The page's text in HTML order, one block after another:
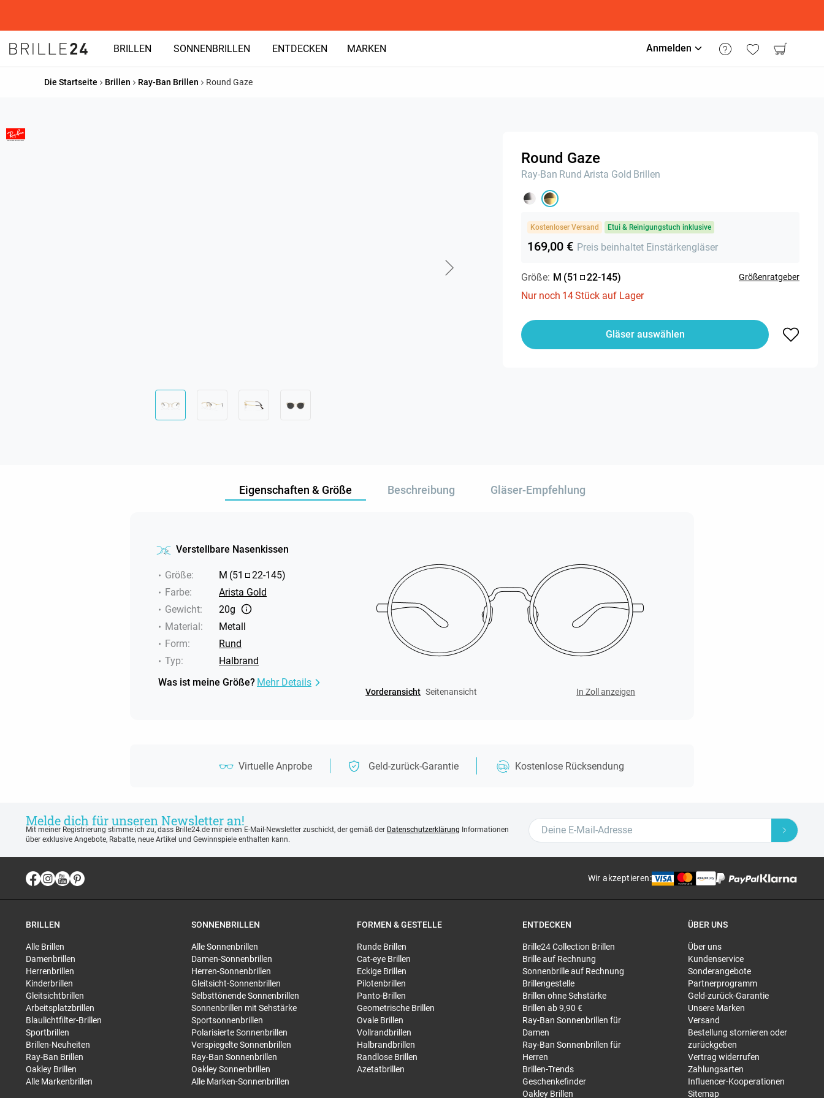
BRILLEN SONNENBRILLEN ENTDECKEN MARKEN Anmelden
Die Startseite Brillen Ray-Ban Brillen Round Gaze
Round Gaze
Ray-Ban Rund Arista Gold Brillen
Kostenloser Versand Etui & Reinigungstuch inklusive
169,00 € Preis beinhaltet Einstärkengläser
Größe: M (51 22-145) Größenratgeber
Nur noch 14Stück auf Lager
Gläser auswählen
Eigenschaften & Größe Beschreibung Gläser-Empfehlung
Verstellbare Nasenkissen
Größe: M (51 22-145)
Farbe:
Arista Gold
Gewicht:
20g
Material:
Metall
Form:
Rund
Typ:
Halbrand
Was ist meine Größe? Mehr Details
Vorderansicht Seitenansicht In Zoll anzeigen
Virtuelle Anprobe Geld-zurück-Garantie Kostenlose Rücksendung
Melde dich für unseren Newsletter an!
Mit meiner Registrierung stimme ich zu, dass Brille24.de mir einen E-Mail-Newsletter zuschickt, der gemäß der Datenschutzerklärung Informationen
über exklusive Angebote, Rabatte, neue Artikel und Gewinnspiele enthalten kann.
Wir akzeptieren:
BRILLEN
Alle Brillen
Damenbrillen
Herrenbrillen
Kinderbrillen
Gleitsichtbrillen
Arbeitsplatzbrillen
Blaulichtfilter-Brillen
Sportbrillen
Brillen-Neuheiten
Ray-Ban Brillen
Oakley Brillen
Alle Markenbrillen
SONNENBRILLEN
Alle Sonnenbrillen
Damen-Sonnenbrillen
Herren-Sonnenbrillen
Gleitsicht-Sonnenbrillen
Selbsttönende Sonnenbrillen
Sonnenbrillen mit Sehstärke
Sportsonnenbrillen
Polarisierte Sonnenbrillen
Verspiegelte Sonnenbrillen
Ray-Ban Sonnenbrillen
Oakley Sonnenbrillen
Alle Marken-Sonnenbrillen
FORMEN & GESTELLE
Runde Brillen
Cat-eye Brillen
Eckige Brillen
Pilotenbrillen
Panto-Brillen
Geometrische Brillen
Ovale Brillen
Vollrandbrillen
Halbrandbrillen
Randlose Brillen
Azetatbrillen
ENTDECKEN
Brille24 Collection Brillen
Brille auf Rechnung
Sonnenbrille auf Rechnung
Brillengestelle
Brillen ohne Sehstärke
Brillen ab 9,90 €
Ray-Ban Sonnenbrillen für
Damen
Ray-Ban Sonnenbrillen für
Herren
Brillen-Trends
Geschenkefinder
Oakley Brillen
ÜBER UNS
Über uns
Kundenservice
Sonderangebote
Partnerprogramm
Geld-zurück-Garantie
Unsere Marken
Versand
Bestellung stornieren oder
zurückgeben
Vertrag widerrufen
Zahlungsarten
Influencer-Kooperationen
Sitemap